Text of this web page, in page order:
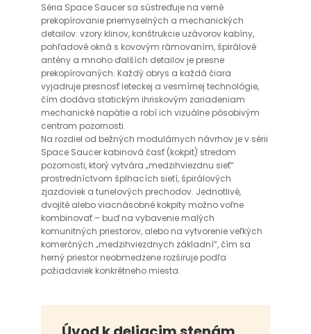
Séria Space Saucer sa sústreďuje na verné
prekopírovanie priemyselných a mechanických
detailov: vzory klinov, konštrukcie uzávorov kabíny,
pohľadové okná s kovovým rámovaním, špirálové
antény a mnoho ďalších detailov je presne
prekopírovaných. Každý obrys a každá čiara
vyjadruje presnosť leteckej a vesmírnej technológie,
čím dodáva statickým ihriskovým zariadeniam
mechanické napätie a robí ich vizuálne pôsobivým
centrom pozornosti.
Na rozdiel od bežných modulárnych návrhov je v sérii
Space Saucer kabinová časť (kokpit) stredom
pozornosti, ktorý vytvára „medzihviezdnu sieť“
prostredníctvom šplhacích sietí, špirálových
zjazdoviek a tunelových prechodov. Jednotlivé,
dvojité alebo viacnásobné kokpity možno voľne
kombinovať – buď na vybavenie malých
komunitných priestorov, alebo na vytvorenie veľkých
komerčných „medzihviezdnych základní“, čím sa
herný priestor neobmedzene rozširuje podľa
požiadaviek konkrétneho miesta.